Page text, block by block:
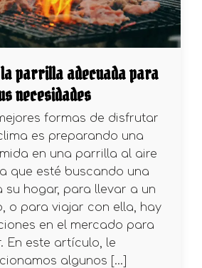
la parrilla adecuada para
necesidades
formas de disfrutar
es preparando una
en una parrilla al aire
que esté buscando una
su hogar, para llevar a un
o para viajar con ella, hay
en el mercado para
En este artículo, le
algunos […]